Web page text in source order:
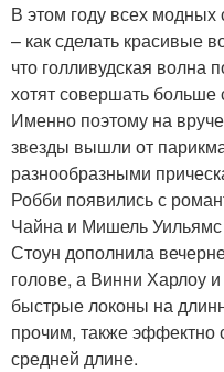
В этом году всех модных
– как сделать красивые
что голливудская волна
хотят совершать больше
Именно поэтому на
звезды вышли от
разнообразными
Робби появились с
Чайна и Мишель
Стоун дополнила
голове, а Винни Харлоу
быстрые локоны на
прочим, также эффектно
средней длине.